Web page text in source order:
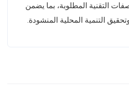
التقنية المطلوبة، بما يضمن
التنمية المحلية المنشودة.